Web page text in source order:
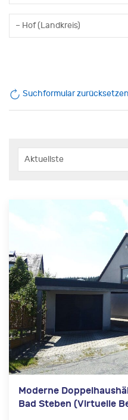
Suchformular zurücksetzen
Moderne
Bad Steben (Virtuelle